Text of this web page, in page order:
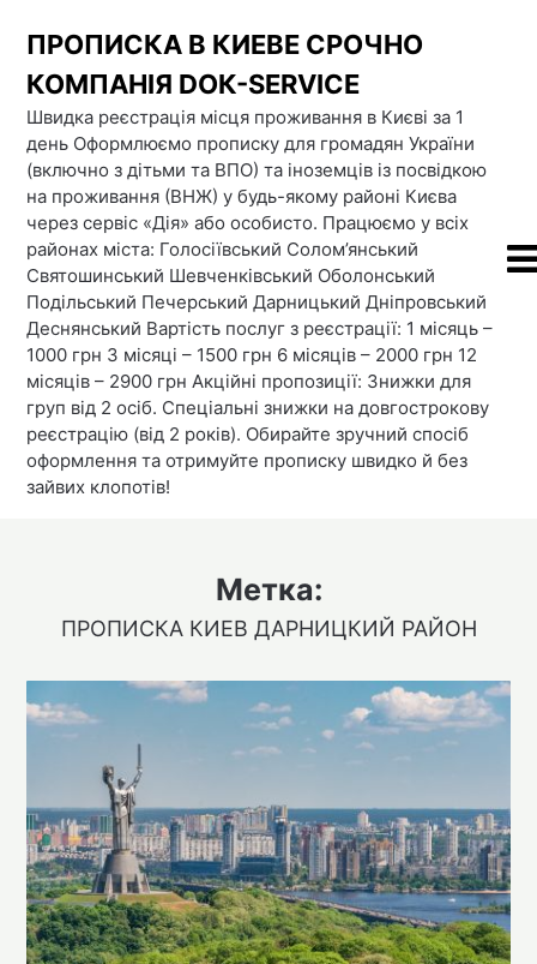
content
ПРОПИСКА В КИЕВЕ СРОЧНО
КОМПАНІЯ DOК-SERVICE
Швидка реєстрація місця проживання в Києві за 1
день Оформлюємо прописку для громадян України
(включно з дітьми та ВПО) та іноземців із посвідкою
на проживання (ВНЖ) у будь-якому районі Києва
через сервіс «Дія» або особисто. Працюємо у всіх
районах міста: Голосіївський Солом’янський
Святошинський Шевченківський Оболонський
Подільський Печерський Дарницький Дніпровський
Деснянський Вартість послуг з реєстрації: 1 місяць –
1000 грн 3 місяці – 1500 грн 6 місяців – 2000 грн 12
місяців – 2900 грн Акційні пропозиції: Знижки для
груп від 2 осіб. Спеціальні знижки на довгострокову
реєстрацію (від 2 років). Обирайте зручний спосіб
оформлення та отримуйте прописку швидко й без
зайвих клопотів!
Метка:
ПРОПИСКА КИЕВ ДАРНИЦКИЙ РАЙОН